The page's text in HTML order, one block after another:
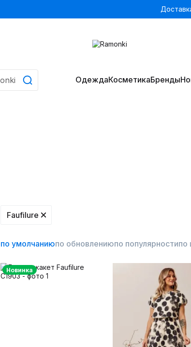
ОдеждаКосметикаБренды
Faufilure
по умолчаниюпо обновлениюпо популярностипо
Новинка